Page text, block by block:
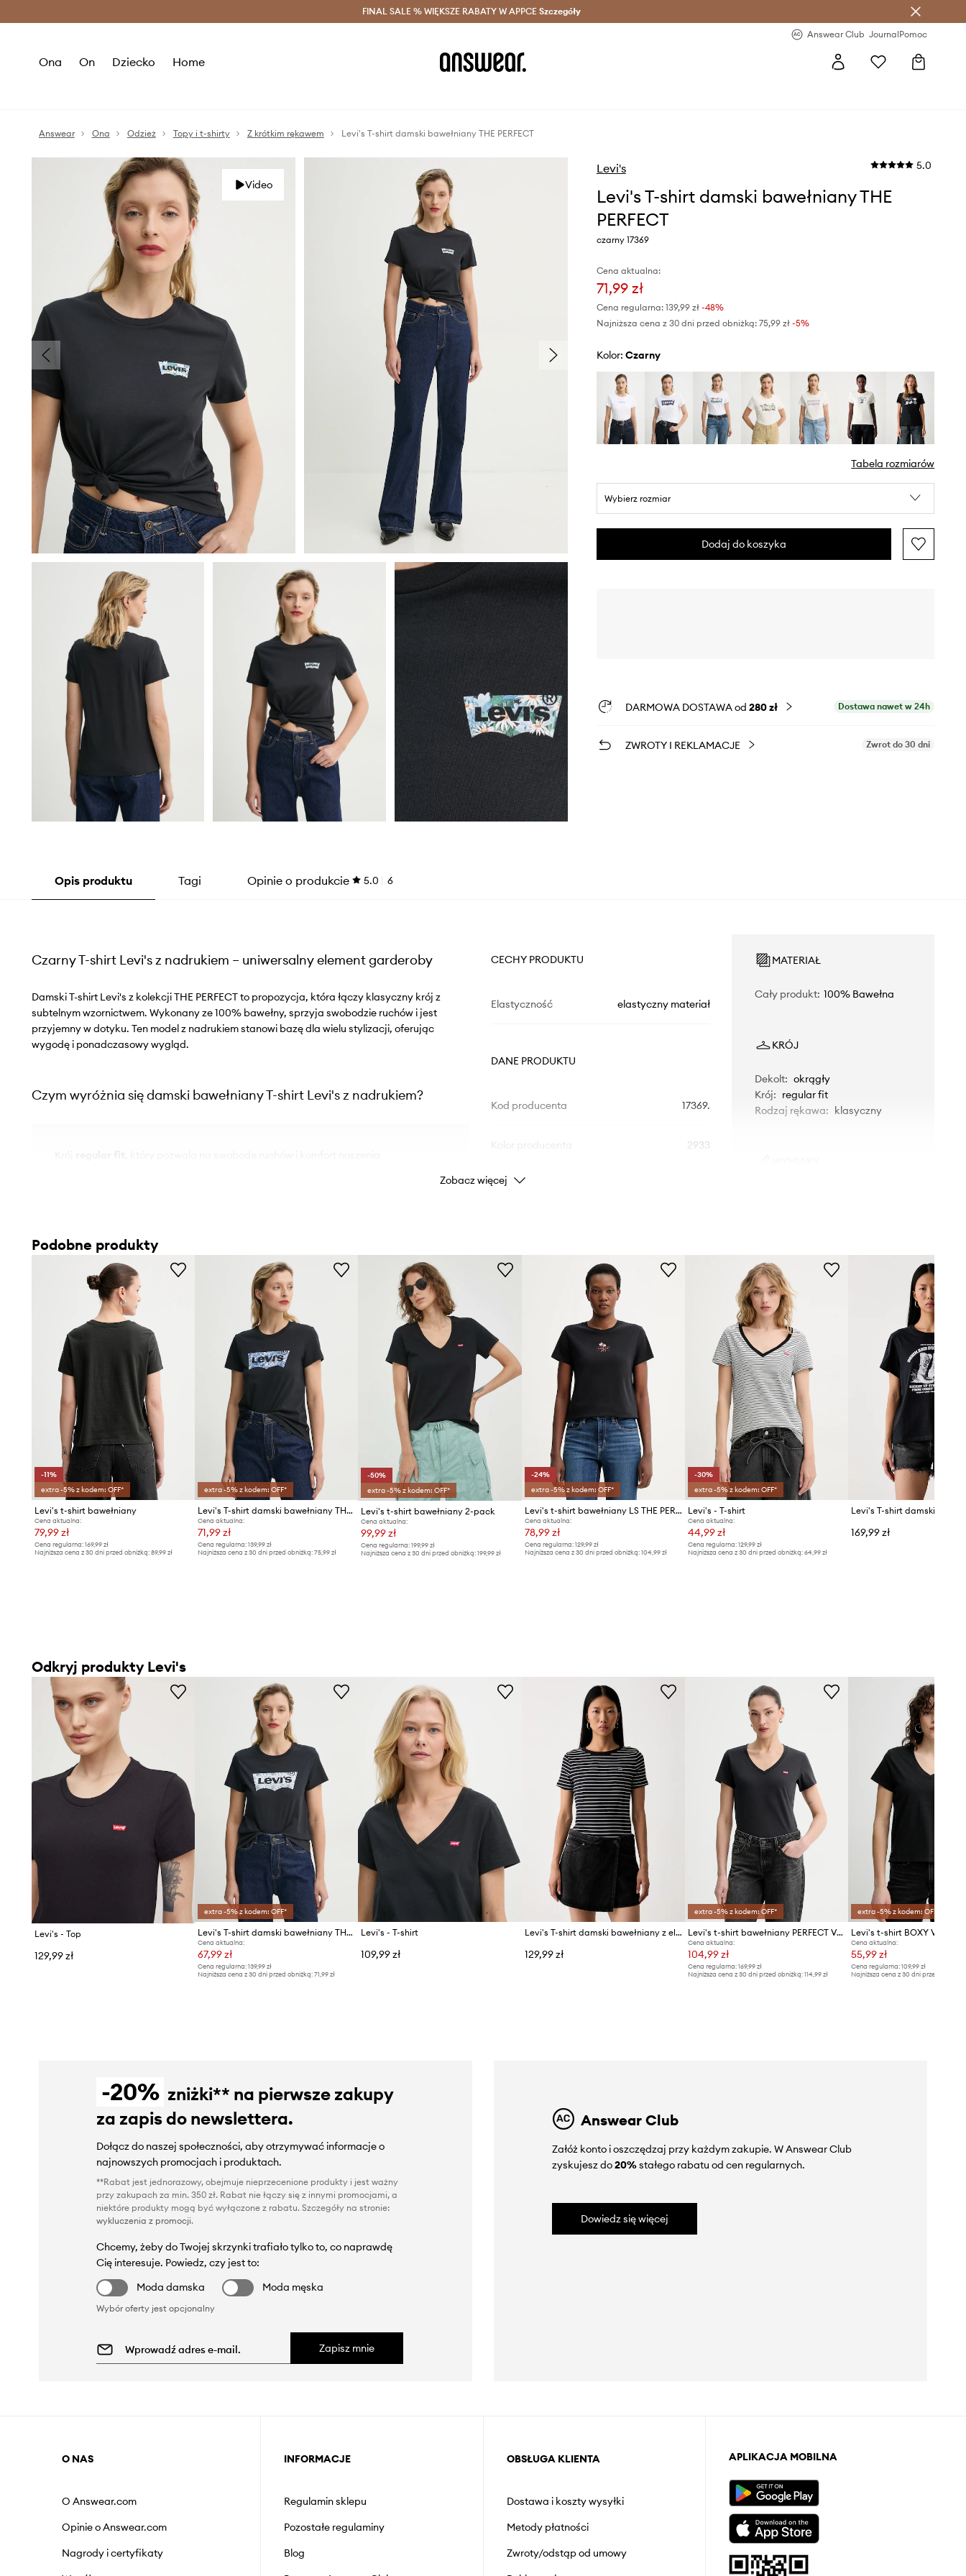
Oszczędzaj z Answear Club > Dostawa nawet w 24h >
FINAL SALE % WIĘKSZE RABATY W APPCE Szczegóły
Answear Club JournalPomoc
Ona On Dziecko Home
Answear Ona Odzież Topy i t-shirty Z krótkim rękawem Levi's T-shirt damski bawełniany THE PERFECT
Video
Levi's 5.0
Levi's T-shirt damski bawełniany THE
PERFECT
czarny 17369
Cena aktualna:
71,99 zł
Cena regularna: 139,99 zł-48%
Najniższa cena z 30 dni przed obniżką: 75,99 zł -5%
Kolor: czarny
Tabela rozmiarów
Wybierz rozmiar
Dodaj do koszyka
DARMOWA DOSTAWA od 280 zł Dostawa nawet w 24h
ZWROTY I REKLAMACJE Zwrot do 30 dni
Opis produktu Tagi Opinie o produkcie 5.0 6
Czarny T-shirt Levi's z nadrukiem – uniwersalny element garderoby
Damski T-shirt Levi's z kolekcji THE PERFECT to propozycja, która łączy klasyczny krój z
subtelnym wzornictwem. Wykonany ze 100% bawełny, sprzyja swobodzie ruchów i jest
przyjemny w dotyku. Ten model z nadrukiem stanowi bazę dla wielu stylizacji, oferując
wygodę i ponadczasowy wygląd.
Czym wyróżnia się damski bawełniany T-shirt Levi's z nadrukiem?
Stylcasual, odpowiedni do różnorodnych, nieformalnych zestawień
Okrągły dekolt, który estetycznie układa się wokół szyi
Wzór z nadrukiem , dodający modelowi indywidualnego charakteru
CECHY PRODUKTU
Elastyczność elastyczny materiał
DANE PRODUKTU
Kod producenta 17369.
2933
Kolor
ID Produktu
MATERIAŁ
Cały produkt: 100% Bawełna
KRÓJ
Dekolt: okrągły
Krój: regular fit
Rodzaj rękawa: klasyczny
Modelka ze zdjęcia ma 176 cm
wzrostu i ma na sobie rozmiar S.
Rozmiarówka zaniżona
Zalecamy wybór rozmiaru większego,
niż nosisz zazwyczaj.
Tabela rozmiarów
Zobacz więcej
Podobne produkty
-11%
extra -5% z kodem: OFF*
Levi's t-shirt bawełniany
Cena aktualna:
79,99 zł
Cena regularna: 169,99 zł
Najniższa cena z 30 dni przed obniżką: 89,99 zł
extra -5% z kodem: OFF*
Levi's T-shirt damski bawełniany THE PERFECT
Cena aktualna:
71,99 zł
Cena regularna:139,99 zł
Najniższa cena z 30 dni przed obniżką:75,99 zł
-50%
extra -5% z kodem: OFF*
Levi's t-shirt bawełniany 2-pack
Cena aktualna:
99,99 zł
Cena regularna: 199,99 zł
Najniższa cena z 30 dni przed obniżką: 199,99 zł
-24%
extra -5% z kodem: OFF*
Levi's t-shirt bawełniany LS THE PERFECT TEE CACTUS FLOWER
Cena aktualna:
78,99 zł
Cena regularna: 129,99 zł
Najniższa cena z 30 dni przed obniżką: 104,99 zł
-30%
extra -5% z kodem: OFF*
Levi's - T-shirt
Cena aktualna:
44,99 zł
Cena regularna:129,99 zł
Najniższa cena z 30 dni przed obniżką:64,99 zł
169,99 zł
Odkryj produkty Levi's
Levi's - Top
129,99 zł
extra -5% z kodem: OFF*
Levi's T-shirt damski bawełniany THE PERFECT
Cena aktualna:
67,99 zł
Cena regularna:139,99 zł
Najniższa cena z 30 dni przed obniżką:71,99 zł
Levi's - T-shirt
109,99 zł
Levi's T-shirt damski bawełniany z elastanem HAYES
129,99 zł
extra -5% z kodem: OFF*
Levi's t-shirt bawełniany PERFECT VNECK 2-pack
Cena aktualna:
104,99 zł
Cena regularna:169,99 zł
Najniższa cena z 30 dni przed obniżką:114,99 zł
extra -5% z kodem: OFF*
Levi's t-shirt BOXY VNECK
Cena aktualna:
55,99 zł
Cena regularna: 109,99 zł
Najniższa cena z 30 dni przed obniżką:
-20% zniżki** na pierwsze zakupy
za zapis do newslettera.
Dołącz do naszej społeczności, aby otrzymywać informacje o
najnowszych promocjach i produktach.
**Rabat jest jednorazowy, obejmuje nieprzecenione produkty i jest ważny
przy zakupach za min. 350 zł. Rabat nie łączy się z innymi promocjami, a
niektóre produkty mogą być wyłączone z rabatu. Szczegóły na stronie:
wykluczenia z promocji.
Chcemy, żeby do Twojej skrzynki trafiało tylko to, co naprawdę
Cię interesuje. Powiedz, czy jest to:
Moda damska
Moda męska
Wybór oferty jest opcjonalny
Zapisz mnie
Answear Club
Załóż konto i oszczędzaj przy każdym zakupie. W Answear Club
zyskujesz do20%stałego rabatu od cen regularnych.
Dowiedz się więcej
O NAS
O Answear.com
Opinie o Answear.com
Nagrody i certyfikaty
INFORMACJE
Regulamin sklepu
Pozostałe regulaminy
Blog
OBSŁUGA KLIENTA
Dostawa i koszty wysyłki
Metody płatności
Zwroty/odstąp od umowy
APLIKACJA MOBILNA